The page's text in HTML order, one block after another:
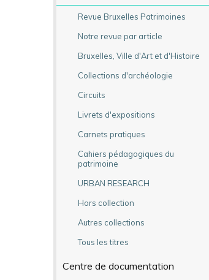
Revue Bruxelles Patrimoines
Notre revue par article
Bruxelles, Ville d'Art et d'Histoire
Collections d'archéologie
Circuits
Livrets d'expositions
Carnets pratiques
Cahiers pédagogiques du
patrimoine
URBAN RESEARCH
Hors collection
Autres collections
Tous les titres
Centre de documentation